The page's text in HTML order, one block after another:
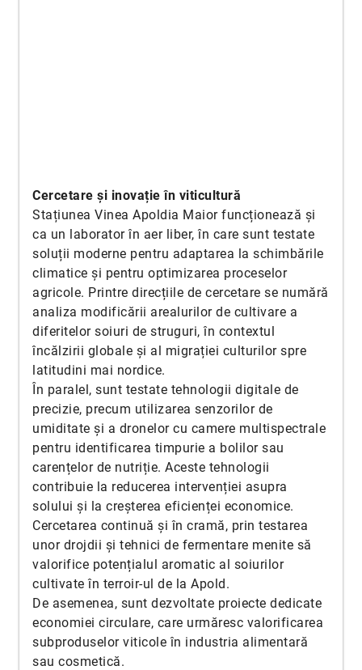
Cercetare și inovație în viticultură
Stațiunea Vinea Apoldia Maior funcționează și
ca un laborator în aer liber, în care sunt testate
soluții moderne pentru adaptarea la schimbările
climatice și pentru optimizarea proceselor
agricole. Printre direcțiile de cercetare se numără
analiza modificării arealurilor de cultivare a
diferitelor soiuri de struguri, în contextul
încălzirii globale și al migrației culturilor spre
latitudini mai nordice.
În paralel, sunt testate tehnologii digitale de
precizie, precum utilizarea senzorilor de
umiditate și a dronelor cu camere multispectrale
pentru identificarea timpurie a bolilor sau
carențelor de nutriție. Aceste tehnologii
contribuie la reducerea intervenției asupra
solului și la creșterea eficienței economice.
Cercetarea continuă și în cramă, prin testarea
unor drojdii și tehnici de fermentare menite să
valorifice potențialul aromatic al soiurilor
cultivate în terroir-ul de la Apold.
De asemenea, sunt dezvoltate proiecte dedicate
economiei circulare, care urmăresc valorificarea
subproduselor viticole în industria alimentară
sau cosmetică.